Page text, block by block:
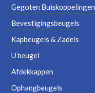
Gegoten Buiskoppelingen
Bevestigingsbeugels
Kapbeugels & Zadels
U beugel
Afdekkappen
Ophangbeugels